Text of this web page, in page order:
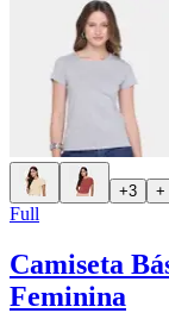
+3 +
Full
Camiseta
Feminina